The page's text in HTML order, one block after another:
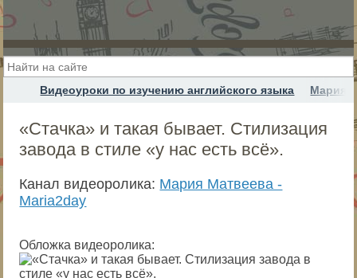
Видеоуроки по изучению английского языка Мария
«Стачка» и такая бывает. Стилизация
завода в стиле «у нас есть всё».
Канал видеоролика: Мария Матвеева -
Maria2day
Обложка видеоролика: